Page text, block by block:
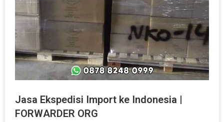
Jasa Ekspedisi Import ke Indonesia |
FORWARDER ORG